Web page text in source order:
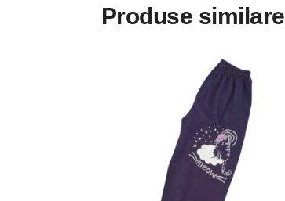
Produse similare